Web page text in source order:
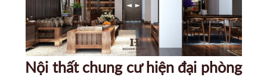
Nội thất chung cư hiện đại phòng